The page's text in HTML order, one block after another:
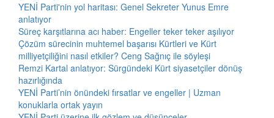
YENİ Parti'nin yol haritası: Genel Sekreter Yunus Emre
anlatıyor
Süreç karşıtlarına acı haber: Engeller teker teker aşılıyor
Çözüm sürecinin muhtemel başarısı Kürtleri ve Kürt
milliyetçiliğini nasıl etkiler? Ceng Sağnıç ile söyleşi
Remzi Kartal anlatıyor: Sürgündeki Kürt siyasetçiler dönüş
hazırlığında
YENİ Parti’nin önündeki fırsatlar ve engeller | Uzman
konuklarla ortak yayın